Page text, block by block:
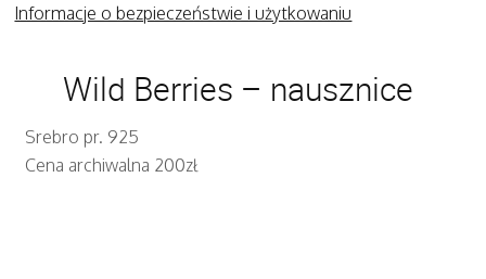
Informacje o bezpieczeństwie i użytkowaniu
Wild Berries – nausznice
Srebro pr. 925
Cena archiwalna 200zł